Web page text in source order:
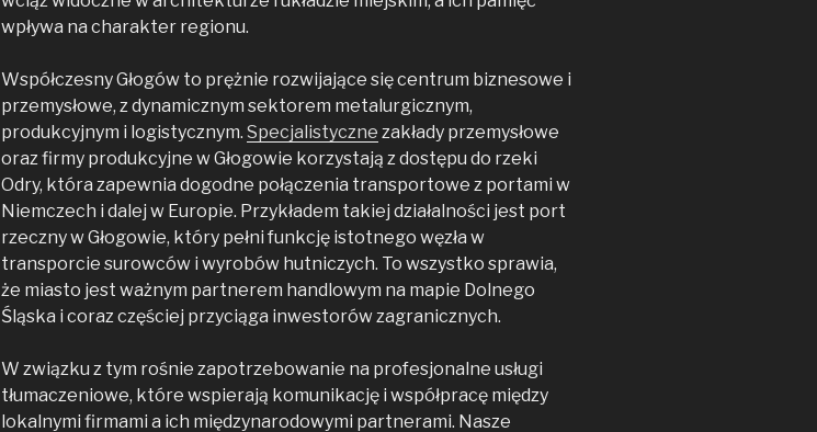
wpływa na charakter regionu.
Współczesny Głogów to prężnie rozwijające się centrum biznesowe i
przemysłowe, z dynamicznym sektorem metalurgicznym,
produkcyjnym i logistycznym. Specjalistyczne zakłady przemysłowe
oraz firmy produkcyjne w Głogowie korzystają z dostępu do rzeki
Odry, która zapewnia dogodne połączenia transportowe z portami w
Niemczech i dalej w Europie. Przykładem takiej działalności jest port
rzeczny w Głogowie, który pełni funkcję istotnego węzła w
transporcie surowców i wyrobów hutniczych. To wszystko sprawia,
że miasto jest ważnym partnerem handlowym na mapie Dolnego
Śląska i coraz częściej przyciąga inwestorów zagranicznych.
W związku z tym rośnie zapotrzebowanie na profesjonalne usługi
tłumaczeniowe, które wspierają komunikację i współpracę między
lokalnymi firmami a ich międzynarodowymi partnerami. Nasze